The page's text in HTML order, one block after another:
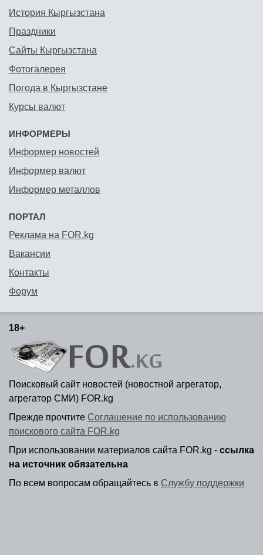
История Кыргызстана
Праздники
Сайты Кыргызстана
Фотогалерея
Погода в Кыргызстане
Курсы валют
ИНФОРМЕРЫ
Информер новостей
Информер валют
Информер металлов
ПОРТАЛ
Реклама на FOR.kg
Вакансии
Контакты
Форум
18+
Поисковый сайт новостей (новостной агрегатор,
агрегатор СМИ) FOR.kg
Прежде прочтите Соглашение по использованию
поискового сайта FOR.kg
При использовании материалов сайта FOR.kg - ссылка
на источник обязательна
По всем вопросам обращайтесь в Службу поддержки